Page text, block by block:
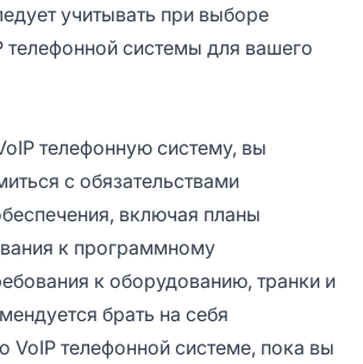
учитывать при выборе
телефонной системы для вашего
телефонную систему, вы
с обязательствами
включая планы
к программному
к оборудованию, транки и
брать на себя
VoIP телефонной системе, пока вы